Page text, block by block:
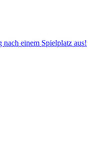
nach einem Spielplatz aus!